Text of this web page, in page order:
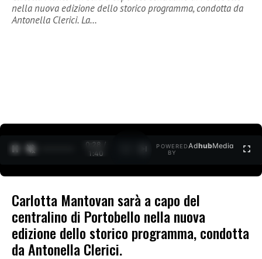
nella nuova edizione dello storico programma, condotta da
Antonella Clerici. La…
0:30 /
1:40
POWERED
BY
AdhubMedia
Carlotta Mantovan sarà a capo del
centralino di Portobello nella nuova
edizione dello storico programma, condotta
da Antonella Clerici.